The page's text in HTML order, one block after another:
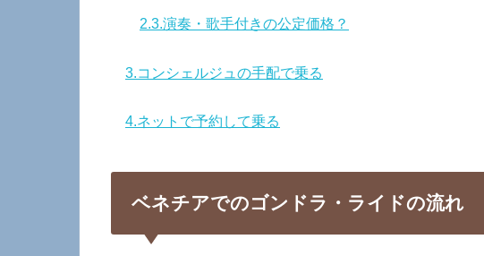
2.3.演奏・歌手付きの公定価格？
3.コンシェルジュの手配で乗る
4.ネットで予約して乗る
ベネチアでのゴンドラ・ライドの流れ